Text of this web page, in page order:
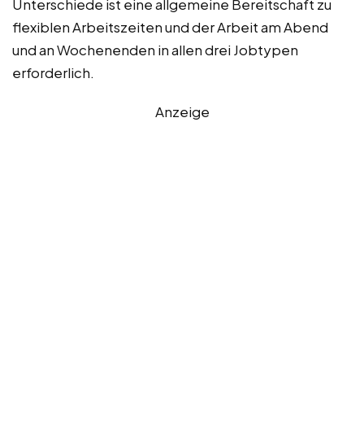
Unterschiede ist eine allgemeine Bereitschaft zu
flexiblen Arbeitszeiten und der Arbeit am Abend
und an Wochenenden in allen drei Jobtypen
erforderlich.
Anzeige